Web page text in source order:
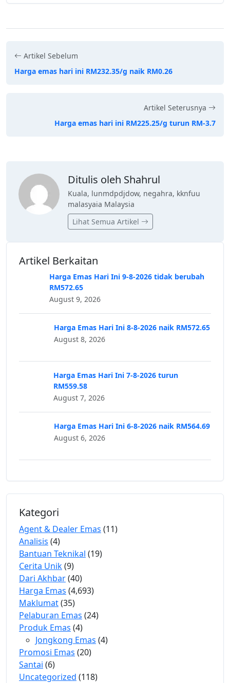
Artikel Sebelum
Harga emas hari ini RM232.35/g naik RM0.26
Artikel Seterusnya
Harga emas hari ini RM225.25/g turun RM-3.7
Ditulis oleh Shahrul
Kuala, lunmdpdjdow, negahra, kknfuu
malasyaia Malaysia
Lihat Semua Artikel
Artikel Berkaitan
Harga Emas Hari Ini 9-8-2026 tidak berubah
RM572.65
August 9, 2026
Harga Emas Hari Ini 8-8-2026 naik RM572.65
August 8, 2026
Harga Emas Hari Ini 7-8-2026 turun
RM559.58
August 7, 2026
Harga Emas Hari Ini 6-8-2026 naik RM564.69
August 6, 2026
Kategori
Agent & Dealer Emas (11)
Analisis (4)
Bantuan Teknikal (19)
Cerita Unik(9)
Dari Akhbar(40)
Harga Emas (4,693)
Maklumat(35)
Pelaburan Emas (24)
Produk Emas (4)
Jongkong Emas (4)
Promosi Emas (20)
Santai (6)
Uncategorized (118)